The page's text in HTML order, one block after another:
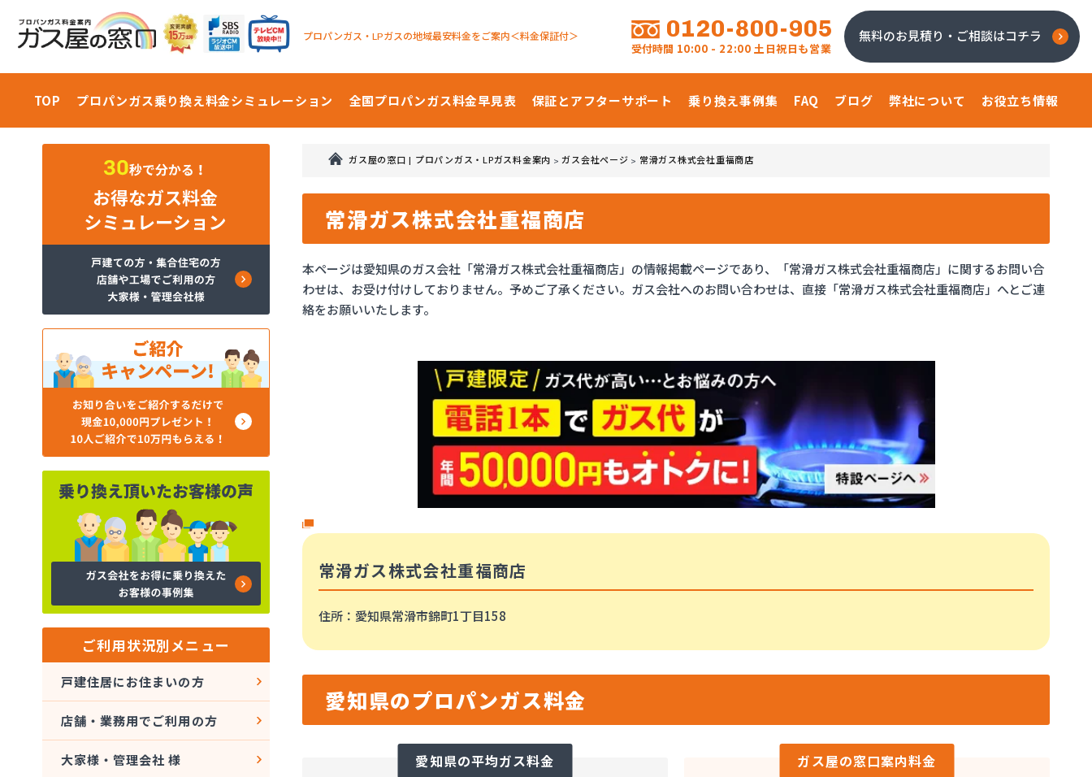
プロパンガス・LPガスの地域最安料金をご案内＜料金保証付＞ 0120-800-905
受付時間 10:00 - 22:00 土日祝日も営業
無料のお見積り・ご相談はコチラ
TOP プロパンガス乗り換え料金シミュレーション 全国プロパンガス料金早見表 保証とアフターサポート 乗り換え事例集 FAQ ブログ 弊社について お役立ち情報
ガス屋の窓口 | プロパンガス・LPガス料金案内 >ガス会社ページ > 常滑ガス株式会社重福商店
常滑ガス株式会社重福商店
本ページは愛知県のガス会社「常滑ガス株式会社重福商店」の情報掲載ページであり、「常滑ガス株式会社重福商店」に関するお問い合
わせは、お受け付けしておりません。予めご了承ください。ガス会社へのお問い合わせは、直接「常滑ガス株式会社重福商店」へとご連
絡をお願いいたします。
常滑ガス株式会社重福商店
住所 ：愛知県常滑市錦町1丁目158
愛知県のプロパンガス料金
愛知県の平均ガス料金 ガス屋の窓口案内料金
ご利用状況別メニュー
戸建住居にお住まいの方
店舗・業務用でご利用の方
大家様・管理会社 様